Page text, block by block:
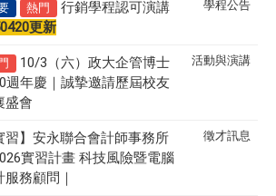
熱門
行銷學程認可演講
更新
學程公告
10/3（六）政大企管博士
週年慶｜誠摯邀請歷屆校友
盛會
活動與演講
習】安永聯合會計師事務所
實習計畫 科技風險暨電腦
服務顧問｜
徵才訊息